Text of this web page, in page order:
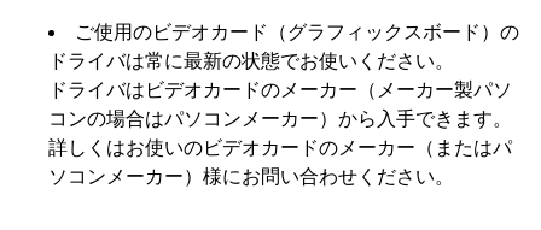
ご使用のビデオカード（グラフィックスボード）の
ドライバは常に最新の状態でお使いください。
ドライバはビデオカードのメーカー（メーカー製パソ
コンの場合はパソコンメーカー）から入手できます。
詳しくはお使いのビデオカードのメーカー（またはパ
ソコンメーカー）様にお問い合わせください。